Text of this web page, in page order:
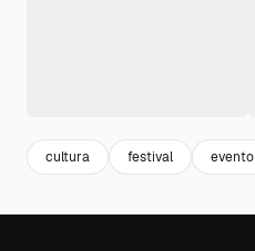
cultura festival evento